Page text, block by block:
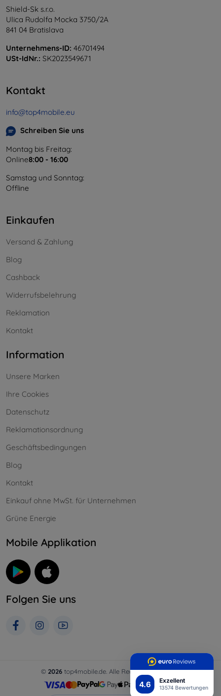
4.6 Exzellent
13574 Bewertungen
Shield-Sk s.r.o.
Ulica Rudolfa Mocka 3750/2A
841 04 Bratislava
Unternehmens-ID: 46701494
USt-IdNr.: SK2023549671
Kontakt
info@top4mobile.eu
Schreiben Sie uns
Montag bis Freitag:
Online8:00 - 16:00
Samstag und Sonntag:
Offline
Einkaufen
Versand & Zahlung
Blog
Cashback
Widerrufsbelehrung
Reklamation
Kontakt
Information
Unsere Marken
Ihre Cookies
Datenschutz
Reklamationsordnung
Geschäftsbedingungen
Blog
Kontakt
Einkauf ohne MwSt. für Unternehmen
Grüne Energie
Mobile Applikation
Folgen Sie uns
© 2026 top4mobile.de. Alle Rechte vorbehalten.